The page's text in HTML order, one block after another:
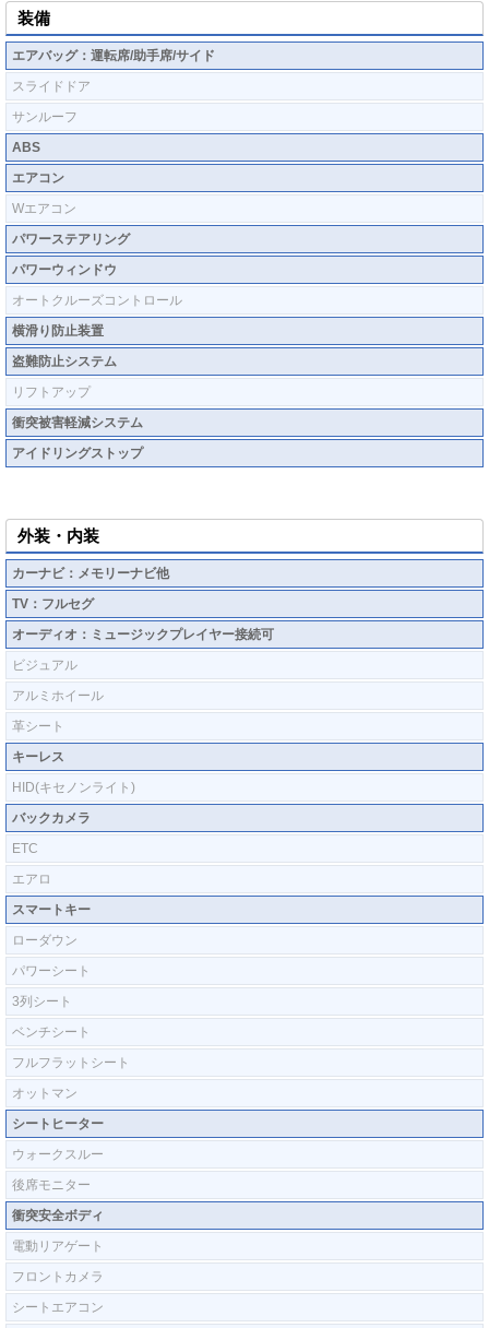
装備
エアバッグ：運転席/助手席/サイド
スライドドア
サンルーフ
ABS
エアコン
Wエアコン
パワーステアリング
パワーウィンドウ
オートクルーズコントロール
横滑り防止装置
盗難防止システム
リフトアップ
衝突被害軽減システム
アイドリングストップ
外装・内装
カーナビ：メモリーナビ他
TV：フルセグ
オーディオ：ミュージックプレイヤー接続可
ビジュアル
アルミホイール
革シート
キーレス
HID(キセノンライト)
バックカメラ
ETC
エアロ
スマートキー
ローダウン
パワーシート
3列シート
ベンチシート
フルフラットシート
オットマン
シートヒーター
ウォークスルー
後席モニター
衝突安全ボディ
電動リアゲート
フロントカメラ
シートエアコン